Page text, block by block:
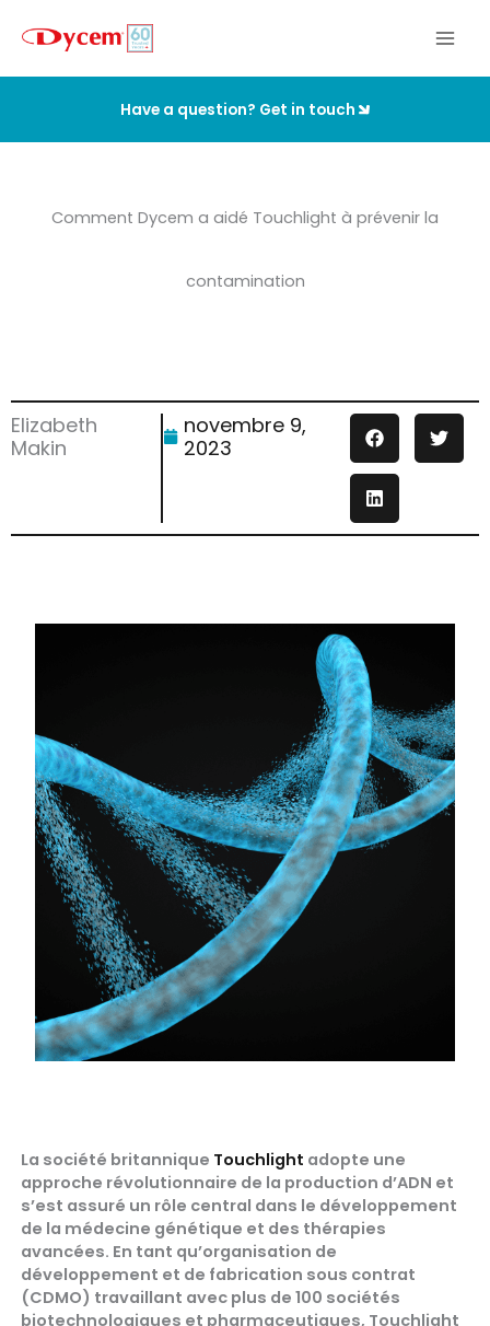
contenu
Have a question? Get in touch
Comment Dycem a aidé Touchlight à prévenir la
contamination
Elizabeth
Makin
novembre 9,
2023
La société britannique Touchlight adopte une
approche révolutionnaire de la production d’ADN et
s’est assuré un rôle central dans le développement
de la médecine génétique et des thérapies
avancées. En tant qu’organisation de
développement et de fabrication sous contrat
(CDMO) travaillant avec plus de 100 sociétés
biotechnologiques et pharmaceutiques, Touchlight